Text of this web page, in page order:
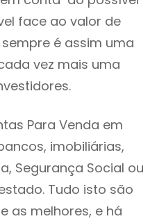
face ao valor de
é assim uma
vez mais uma
Para Venda em
imobiliárias,
Segurança Social ou
Tudo isto são
as melhores, e há